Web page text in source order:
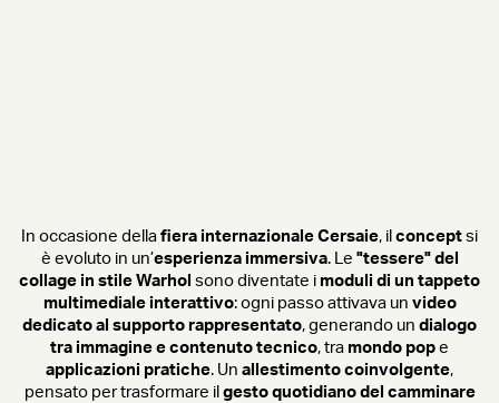
In occasione della fiera internazionale Cersaie, il concept si
è evoluto in un’esperienza immersiva. Le "tessere" del
collage in stile Warhol sono diventate i moduli di un tappeto
multimediale interattivo: ogni passo attivava un video
dedicato al supporto rappresentato, generando un dialogo
tra immagine e contenuto tecnico, tra mondo pop e
applicazioni pratiche. Un allestimento coinvolgente,
pensato per trasformare il gesto quotidiano del camminare